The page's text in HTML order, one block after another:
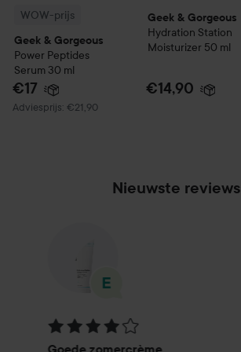
WOW-prijs
Geek & Gorgeous
Power Peptides
Serum 30 ml
€17
Adviesprijs: €21,90
Aanbevolen prijs €21,90
Geek & Gorgeous
Hydration Station
Moisturizer 50 ml
€14,90
Nieuwste reviews
Beoordeling: 4 van de 5